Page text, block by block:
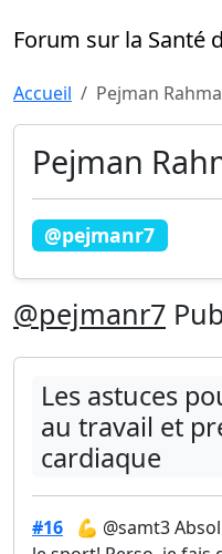
Forum sur la Santé
Accueil Pejman
Pejman
@pejmanr7
@pejmanr7
Les astuces
au travail et
cardiaque
#16
💪 @samt3